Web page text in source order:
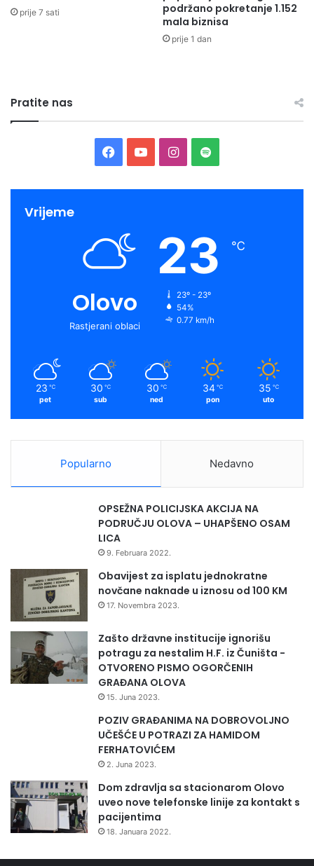
prije 7 sati
podržano pokretanje 1.152
mala biznisa
prije 1 dan
Pratite nas
Facebook
YouTubeInstagram
Spotify
Vrijeme
Olovo
Rastjerani oblaci
23 ℃
23º - 23º
54%
0.77 km/h
23 ℃
pet
30 ℃
sub
30 ℃
ned
34 ℃
pon
35 ℃
uto
Popularno Nedavno
OPSEŽNA POLICIJSKA AKCIJA NA
PODRUČJU OLOVA – UHAPŠENO OSAM
LICA
9. Februara 2022.
Obavijest za isplatu jednokratne
novčane naknade u iznosu od 100 KM
17. Novembra 2023.
Zašto državne institucije ignorišu
potragu za nestalim H.F. iz Čuništa -
OTVORENO PISMO OGORČENIH
GRAĐANA OLOVA
15. Juna 2023.
POZIV GRAĐANIMA NA DOBROVOLJNO
UČEŠĆE U POTRAZI ZA HAMIDOM
FERHATOVIĆEM
2. Juna 2023.
Dom zdravlja sa stacionarom Olovo
uveo nove telefonske linije za kontakt s
pacijentima
18. Januara 2022.